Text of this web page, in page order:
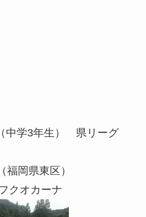
中学3年生） 県リーグ
岡県東区）
クオカーナ